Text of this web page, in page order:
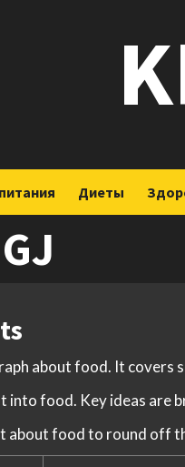
Диеты
about food. It covers
food. Key ideas are
about food to round off